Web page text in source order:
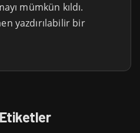
mümkün kıldı.
yazdırılabilir bir